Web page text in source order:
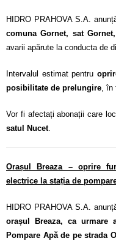
HIDRO PRAHOVA S.A.
comuna Gornet, sat
avarii apărute la conducta de
Intervalul estimat pentru
posibilitate de prelungire ,
Vor fi afectați abonații care
satul Nucet.
Orașul Breaza – oprire
electrice la stația de
HIDRO PRAHOVA S.A.
orașul Breaza, ca urmare
Pompare Apă de pe strada